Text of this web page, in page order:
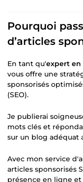
Pourquoi
d’articles
En tant qu'expert
vous offre une
sponsorisés
(SEO).
Je publierai
mots clés et
sur un blog adéquat
Avec mon service
articles sponsorisés
présence en ligne